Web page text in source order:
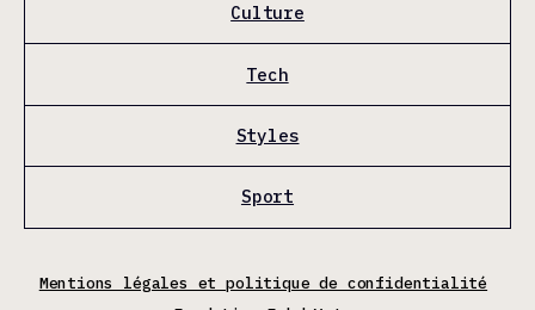
Culture
Tech
Styles
Sport
Mentions légales et politique de confidentialité